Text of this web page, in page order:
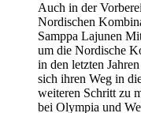
Auch in der
Nordischen
Samppa Lajunen
um die Nordische
in den letzten
sich ihren Weg in
weiteren Schritt zu
bei Olympia und